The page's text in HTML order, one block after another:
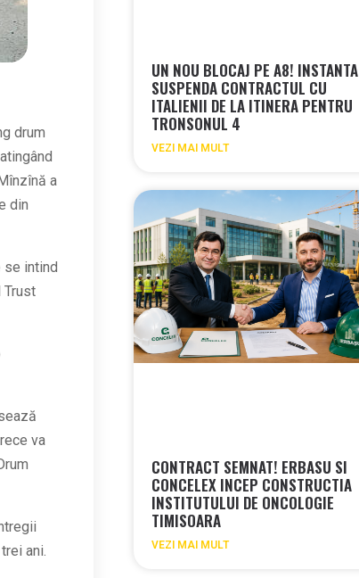
drum
a
din
se intind
Trust
va
ani.
UN NOU BLOCAJ PE A8! INSTANTA
SUSPENDA CONTRACTUL CU
ITALIENII DE LA ITINERA PENTRU
TRONSONUL 4
VEZI MAI MULT
CONTRACT SEMNAT! ERBASU SI
CONCELEX INCEP CONSTRUCTIA
INSTITUTULUI DE ONCOLOGIE
TIMISOARA
VEZI MAI MULT